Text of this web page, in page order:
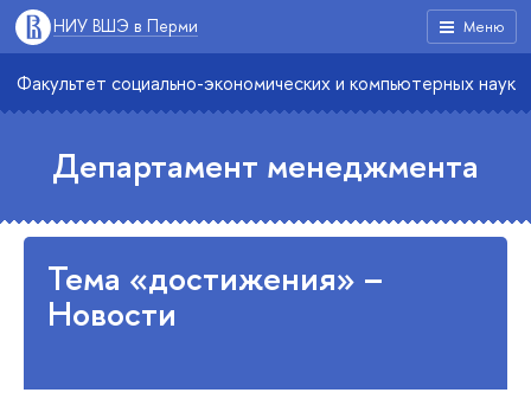
Меню
НИУ ВШЭ в Перми
Факультет социально-экономических и компьютерных наук
Департамент менеджмента
Тема «достижения» –
Новости